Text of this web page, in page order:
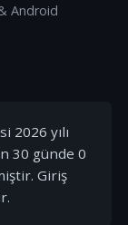
Android
2026 yılı
30 günde 0
Giriş